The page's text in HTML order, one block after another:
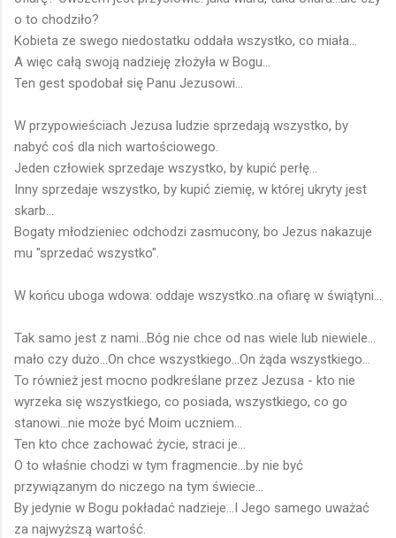
o to chodziło?
Kobieta ze swego niedostatku oddała wszystko, co miała...
A więc całą swoją nadzieję złożyła w Bogu...
Ten gest spodobał się Panu Jezusowi...
W przypowieściach Jezusa ludzie sprzedają wszystko, by
nabyć coś dla nich wartościowego.
Jeden człowiek sprzedaje wszystko, by kupić perłę...
Inny sprzedaje wszystko, by kupić ziemię, w której ukryty jest
skarb...
Bogaty młodzieniec odchodzi zasmucony, bo Jezus nakazuje
mu "sprzedać wszystko".
W końcu uboga wdowa: oddaje wszystko..na ofiarę w świątyni...
Tak samo jest z nami...Bóg nie chce od nas wiele lub niewiele...
mało czy dużo...On chce wszystkiego...On żąda wszystkiego...
To również jest mocno podkreślane przez Jezusa - kto nie
wyrzeka się wszystkiego, co posiada, wszystkiego, co go
stanowi...nie może być Moim uczniem...
Ten kto chce zachować życie, straci je...
O to właśnie chodzi w tym fragmencie...by nie być
przywiązanym do niczego na tym świecie...
By jedynie w Bogu pokładać nadzieje...I Jego samego uważać
za najwyższą wartość.